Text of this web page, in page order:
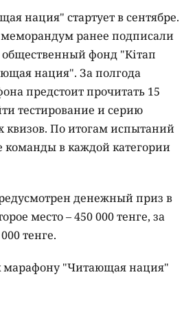
нация" стартует в сентябре.
ранее подписали
фонд "Кітап
нация". За полгода
предстоит прочитать 15
тестирование и серию
квизов. По итогам испытаний
команды в каждой категории
денежный приз в
место – 450 000 тенге, за
тенге.
марафону "Читающая нация"